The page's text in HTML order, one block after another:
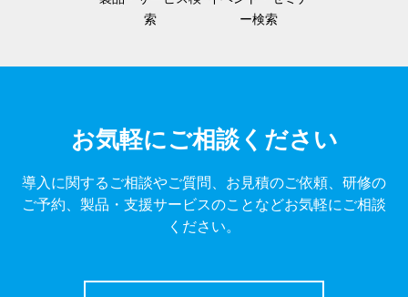
索
ー検索
お気軽にご相談ください
導入に関するご相談やご質問、お見積のご依頼、研修の
ご予約、製品・支援サービスのことなどお気軽にご相談
ください。